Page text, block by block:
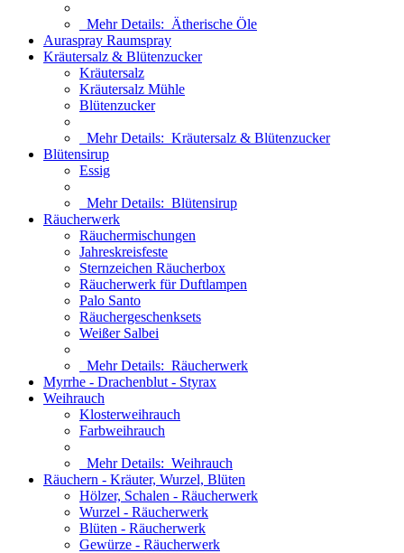
Mehr Details: Ätherische Öle
Auraspray Raumspray
Kräutersalz & Blütenzucker
Kräutersalz
Kräutersalz Mühle
Blütenzucker
Mehr Details: Kräutersalz & Blütenzucker
Blütensirup
Essig
Mehr Details: Blütensirup
Räucherwerk
Räuchermischungen
Jahreskreisfeste
Sternzeichen Räucherbox
Räucherwerk für Duftlampen
Palo Santo
Räuchergeschenksets
Weißer Salbei
Mehr Details: Räucherwerk
Myrrhe - Drachenblut - Styrax
Weihrauch
Klosterweihrauch
Farbweihrauch
Mehr Details: Weihrauch
Räuchern - Kräuter, Wurzel, Blüten
Hölzer, Schalen - Räucherwerk
Wurzel - Räucherwerk
Blüten - Räucherwerk
Gewürze - Räucherwerk